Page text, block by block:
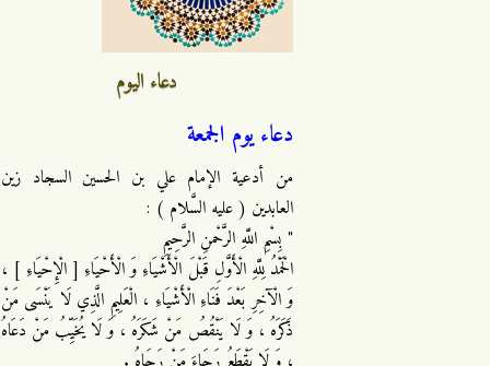
دعاء اليوم
دعاء يوم الجمعة
من أدعية الإمام علي بن الحسين السجاد زين
العابدين ( عليه السَّلام ) :
" بِسْمِ اللَّهِ الرَّحْمنِ الرَّحِيمِ
الْحَمْدُ لِلَّهِ الْأَوَّلِ قَبْلَ الْأَشْيَاءِ وَ الْأَحْيَاءِ [ الْإِحْيَاءِ ] ،
وَ الْآخِرِ بَعْدَ فَنَاءِ الْأَشْيَاءِ ، الْعَلِيمِ الَّذِي لَا يَنْسَى مَنْ
ذَكَرَهُ ، وَ لَا يَنْقُصُ مَنْ شَكَرَهُ ، وَ لَا يُخَيِّبُ مَنْ دَعَاهُ